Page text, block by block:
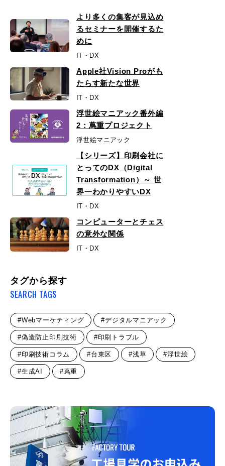
より多くの集客が見込め
るセミナーを開催するた
めに
IT・DX
Apple社Vision Proがも
たらす新たな世界
IT・DX
浮世絵マニアック番外編
2：蔦重プロジェクト
浮世絵マニアック
【シリーズ】印刷会社に
とってのDX（Digital
Transformation）～ 世
界一わかりやすいDX
IT・DX
コンピューターとチェス
の意外な関係
IT・DX
タグから探す
SEARCH TAGS
#Webマーケティング #デジタルマニアック
#偽造防止印刷技術 #印刷トラブル
#印刷技術コラム #台東区 #浅草 #浮世絵
#生成AI #蔦重